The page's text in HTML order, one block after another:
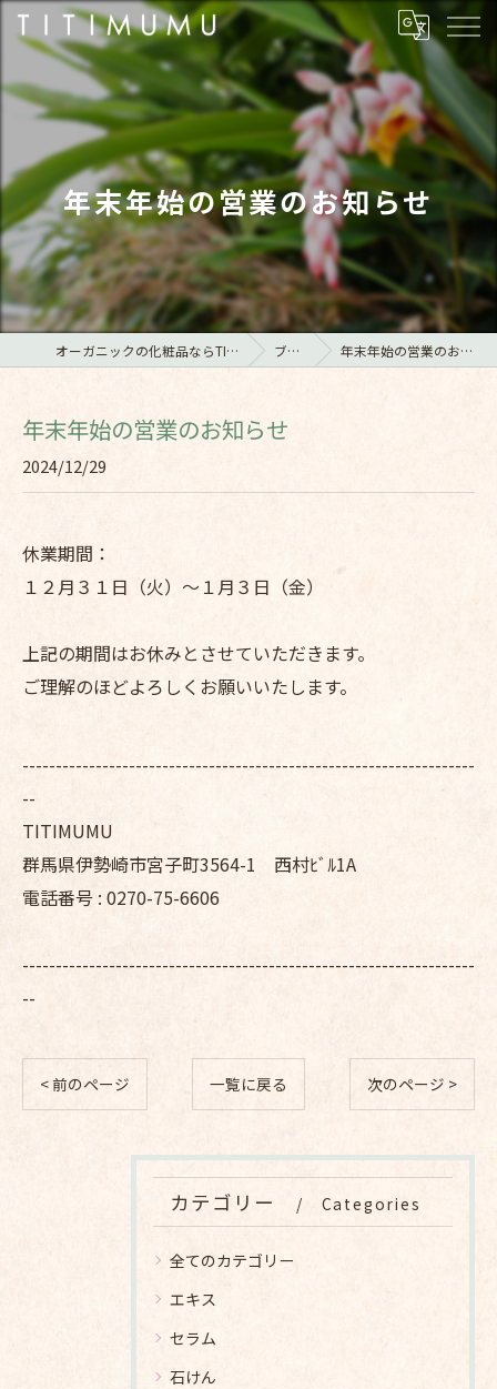
年末年始の営業のお知らせ
オーガニックの化粧品ならTITIMUMU ブログ 年末年始の営業のお知らせ
年末年始の営業のお知らせ
2024/12/29
休業期間：
１２月３１日（火）～１月３日（金）
上記の期間はお休みとさせていただきます。
ご理解のほどよろしくお願いいたします。
--------------------------------------------------------------------
--
TITIMUMU
群馬県伊勢崎市宮子町3564-1 西村ﾋﾞﾙ1A
電話番号 : 0270-75-6606
--------------------------------------------------------------------
--
< 前のページ 一覧に戻る 次のページ >
カテゴリー Categories
全てのカテゴリー
エキス
セラム
石けん